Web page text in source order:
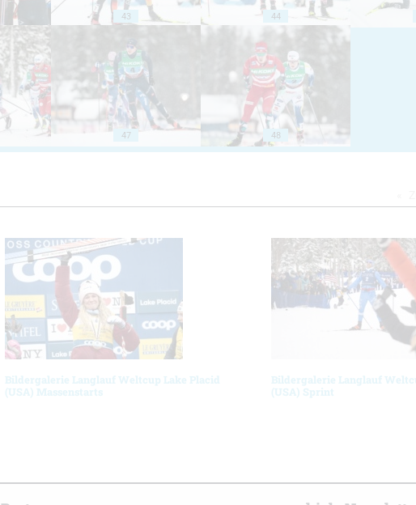
43 44
47 48
Bildergalerie Langlauf Weltcup Lake Placid
(USA) Massenstarts
Bildergalerie Langlauf
(USA) Sprint